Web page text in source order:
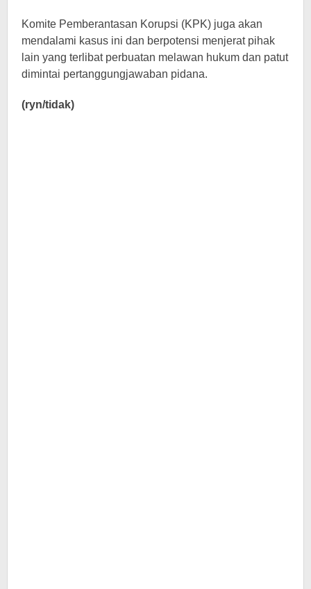
Komite Pemberantasan Korupsi (KPK) juga akan
mendalami kasus ini dan berpotensi menjerat pihak
lain yang terlibat perbuatan melawan hukum dan patut
dimintai pertanggungjawaban pidana.
(ryn/tidak)